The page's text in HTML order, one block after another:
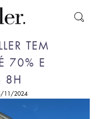
TEM
70% E
8H
11/2024